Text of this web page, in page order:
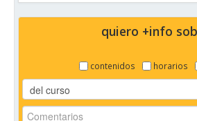
quiero +info
contenidos horarios